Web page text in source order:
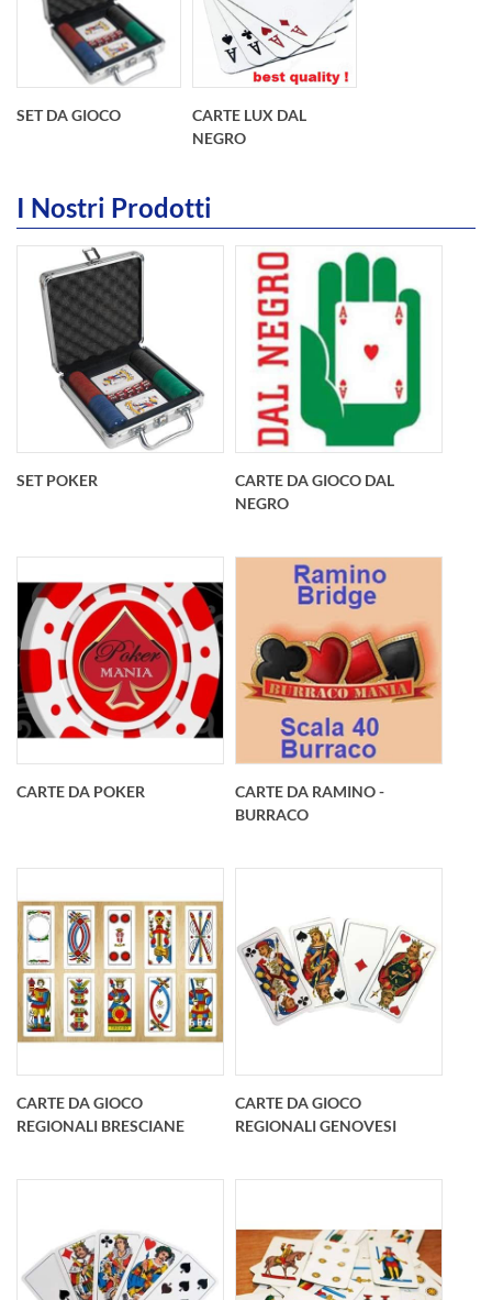
SET DA GIOCO
CARTE LUX DAL
NEGRO
I Nostri Prodotti
Set gioco carte
professional
Personalizzato
Valigetta in alluminio
in morbido PU con 2
SET POKER
Carte da gioco DAL
NEGRO
personalizzate Solo
da BestPromotion
promozionale cerca
sempre il meglioPer
CARTE DA GIOCO DAL
NEGRO
Mazzi 54 carte
english version in
gsm con anima nera
CARTE DA POKER
2 mazzi da 54 carte
cadauno english
speciale 330 gsm con
CARTE DA RAMINO -
BURRACO
CARTE DA GIOCO
REGIONALI BRESCIANE
CARTE DA GIOCO
REGIONALI GENOVESI